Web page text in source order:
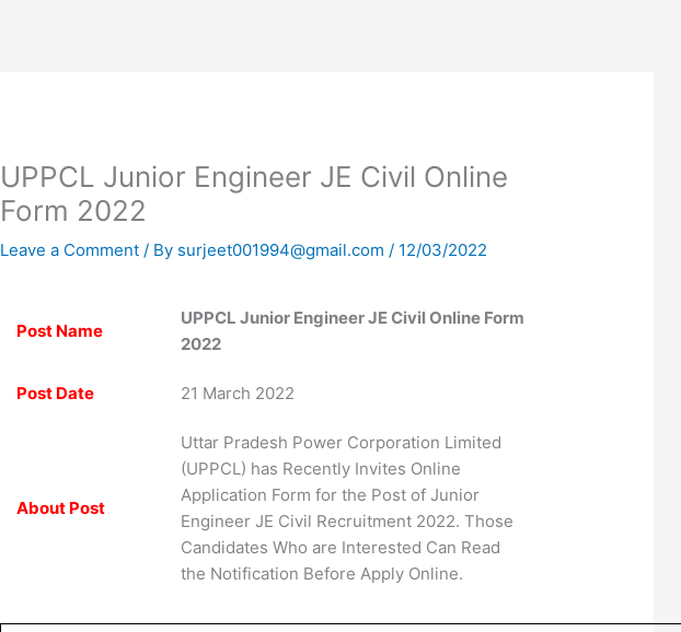
UPPCL Junior Engineer JE Civil Online
Form 2022
Leave a Comment / By surjeet001994@gmail.com/ 12/03/2022
Post Name
UPPCL Junior Engineer JE Civil Online Form
2022
Post Date 21 March 2022
About Post
Uttar Pradesh Power Corporation Limited
(UPPCL) has Recently Invites Online
Application Form for the Post of Junior
Engineer JE Civil Recruitment 2022. Those
Candidates Who are Interested Can Read
the Notification Before Apply Online.